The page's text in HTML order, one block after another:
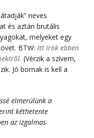
neves
és aztán brutális
melyeket egy
BTW: Itt írok ebben
(Vérzik a szívem,
Jó bornak is kell a
elmerülünk a
kéthetente
az izgalmas